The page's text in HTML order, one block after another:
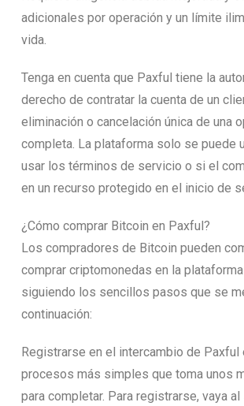
adicionales por operación y un límite
vida.
Tenga en cuenta que Paxful tiene la
derecho de contratar la cuenta de un
eliminación o cancelación única de una
completa. La plataforma solo se puede
usar los términos de servicio o si el
en un recurso protegido en el inicio de
¿Cómo comprar Bitcoin en Paxful?
Los compradores de Bitcoin pueden
comprar criptomonedas en la
siguiendo los sencillos pasos que se
continuación:
Registrarse en el intercambio de Paxful
procesos más simples que toma unos
para completar. Para registrarse, vaya